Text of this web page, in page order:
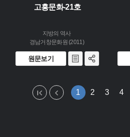
고흥문화-21호
지방의 역사
경남거창문화원 (2011)
원문보기
1 2 3 4